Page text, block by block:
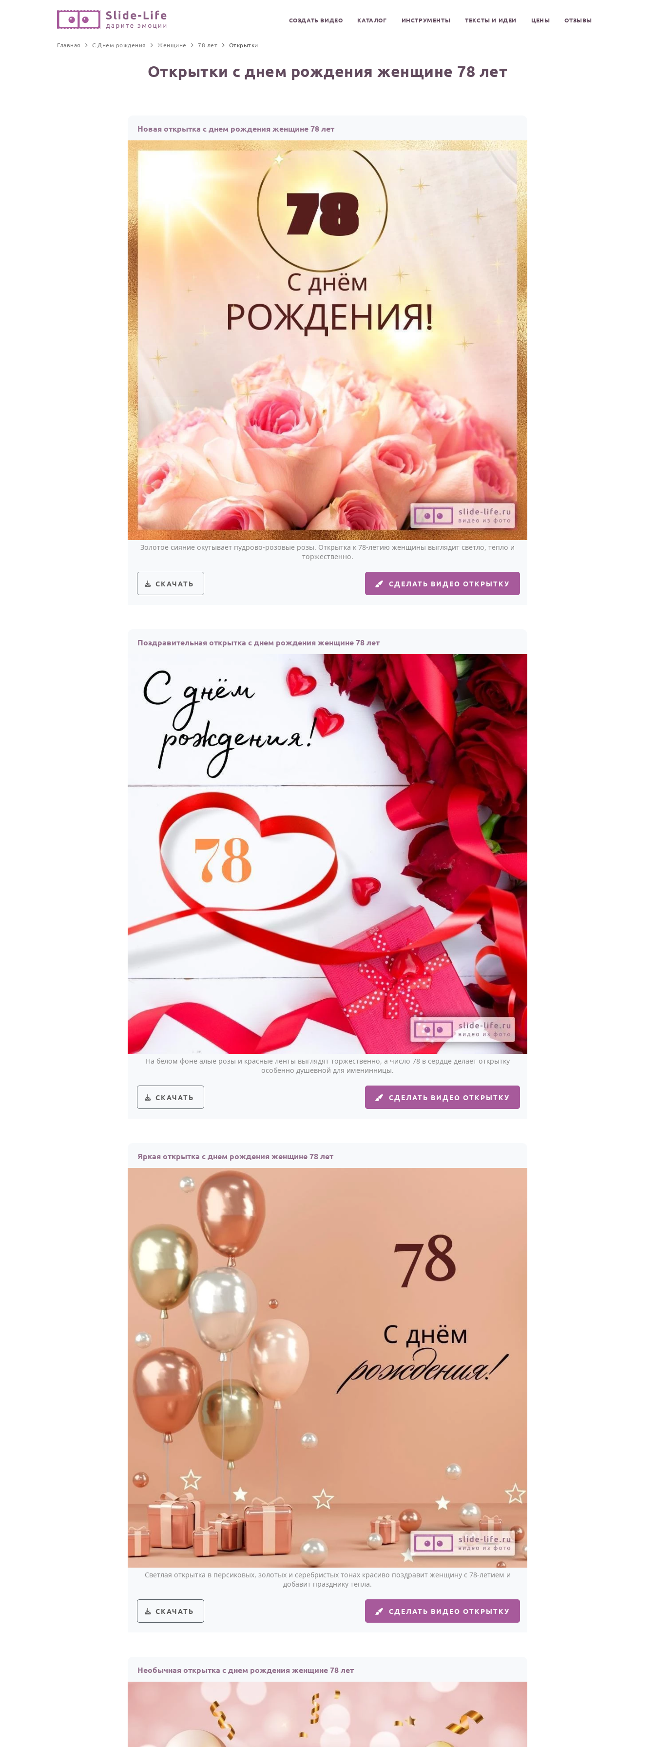
СОЗДАТЬ ВИДЕО КАТАЛОГ ИНСТРУМЕНТЫ ТЕКСТЫ И ИДЕИ ЦЕНЫ ОТЗЫВЫ
Главная С Днем рождения Женщине 78 лет Открытки
Открытки с днем рождения женщине 78 лет
Новая открытка с днем рождения женщине 78 лет
Золотое сияние окутывает пудрово-розовые розы. Открытка к 78-летию женщины выглядит светло, тепло и
торжественно.
СКАЧАТЬ СДЕЛАТЬ ВИДЕО ОТКРЫТКУ
Поздравительная открытка с днем рождения женщине 78 лет
На белом фоне алые розы и красные ленты выглядят торжественно, а число 78 в сердце делает открытку
особенно душевной для именинницы.
СКАЧАТЬ СДЕЛАТЬ ВИДЕО ОТКРЫТКУ
Яркая открытка с днем рождения женщине 78 лет
Светлая открытка в персиковых, золотых и серебристых тонах красиво поздравит женщину с 78-летием и
добавит празднику тепла.
СКАЧАТЬ СДЕЛАТЬ ВИДЕО ОТКРЫТКУ
Необычная открытка с днем рождения женщине 78 лет